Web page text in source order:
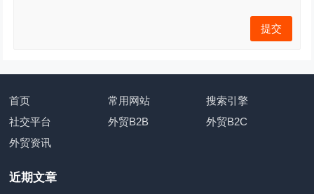
首页 常用网站
搜索引擎
社交平台
外贸B2B
外贸B2C
外贸资讯
近期文章